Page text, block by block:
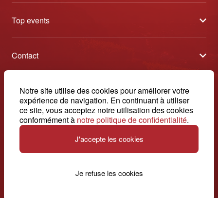
Notre site utilise des cookies pour améliorer votre
expérience de navigation. En continuant à utiliser
ce site, vous acceptez notre utilisation des cookies
conformément à notre politique de confidentialité.
J'accepte les cookies
Je refuse les cookies
À propos
Blog
Top events
Caves Ouvertes
Tavolata
Etoiles du Valais
Contact
Swiss Wine Valais - Avenue de la Gare 2 - CP 144 - 1964
+41 27 345 40 80
info@swisswinevalais.ch
Impressum
français